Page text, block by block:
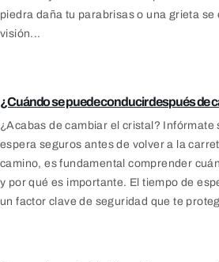
piedra daña tu parabrisas o una grieta se
visión...
¿Cuándo se puede conducir después de
¿Acabas de cambiar el cristal? Infórmate
espera seguros antes de volver a la
camino, es fundamental comprender
y por qué es importante. El tiempo de
un factor clave de seguridad que te